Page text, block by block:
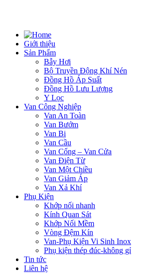
Giới thiệu
Sản Phẩm
Bẫy Hơi
Bộ Truyền Động Khí Nén
Đồng Hồ Áp Suất
Đồng Hồ Lưu Lượng
Y Lọc
Van Công Nghiệp
Van An Toàn
Van Bướm
Van Bi
Van Cầu
Van Cổng – Van Cửa
Van Điện Từ
Van Một Chiều
Van Giảm Áp
Van Xả Khí
Phụ Kiện
Khớp nối nhanh
Kính Quan Sát
Khớp Nối Mềm
Vòng Đệm Kín
Van-Phụ Kiện Vi Sinh Inox
Phụ kiện thép đúc-không gỉ
Tin tức
Liên hệ